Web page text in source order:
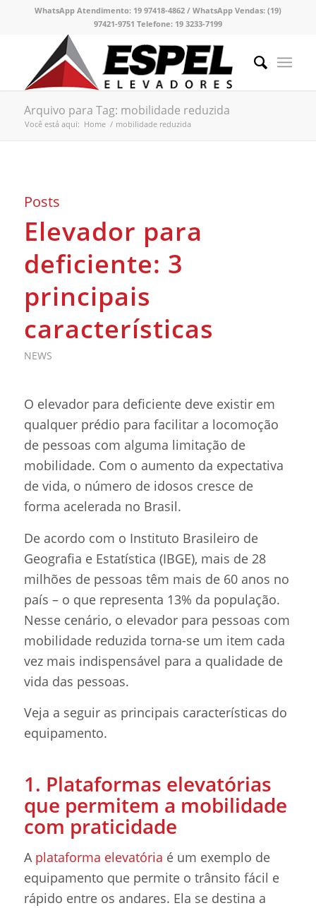
WhatsApp Atendimento:19 97418-4862 / WhatsApp Vendas:(19)
97421-9751 Telefone: 19 3233-7199
Arquivo para Tag: mobilidade reduzida
Você está aqui: Home / mobilidade reduzida
Posts
Elevador para
deficiente: 3
principais
características
NEWS
O elevador para deficiente deve existir em
qualquer prédio para facilitar a locomoção
de pessoas com alguma limitação de
mobilidade. Com o aumento da expectativa
de vida, o número de idosos cresce de
forma acelerada no Brasil.
De acordo com o Instituto Brasileiro de
Geografia e Estatística (IBGE), mais de 28
milhões de pessoas têm mais de 60 anos no
país – o que representa 13% da população.
Nesse cenário, o elevador para pessoas com
mobilidade reduzida torna-se um item cada
vez mais indispensável para a qualidade de
vida das pessoas.
Veja a seguir as principais características do
equipamento.
1. Plataformas elevatórias
que permitem a mobilidade
com praticidade
A plataforma elevatória é um exemplo de
equipamento que permite o trânsito fácil e
rápido entre os andares. Ela se destina a